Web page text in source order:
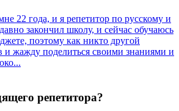
22 года, и я репетитор по русскому и
закончил школу, и сейчас обучаюсь
поэтому как никто другой
жажду поделиться своими знаниями и
репетитора?